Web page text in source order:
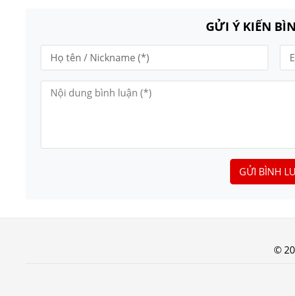
GỬI Ý KIẾN
GỬI BÌNH
©